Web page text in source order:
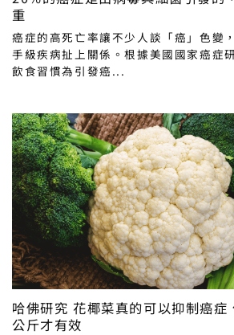
重
癌症的高死亡率讓不少人談「癌」色變
手級疾病扯上關係。根據美國國家癌症
飲食習慣為引發癌...
哈佛研究 花椰菜真的可以抑制癌症 但每天得狂吃2.7
公斤才有效